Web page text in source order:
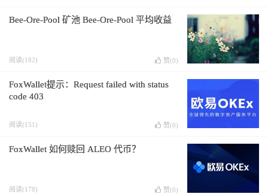
Bee-Ore-Pool 矿池 Bee-Ore-Pool 平均收益
阅读(182) 赞(0)
FoxWallet提示：Request failed with status
code 403
阅读(151) 赞(0)
FoxWallet 如何赎回 ALEO 代币？​
阅读(178) 赞(0)